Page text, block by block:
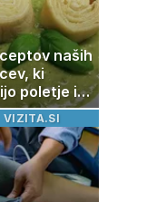
naših
ki
poletje in
VIZITA.SI